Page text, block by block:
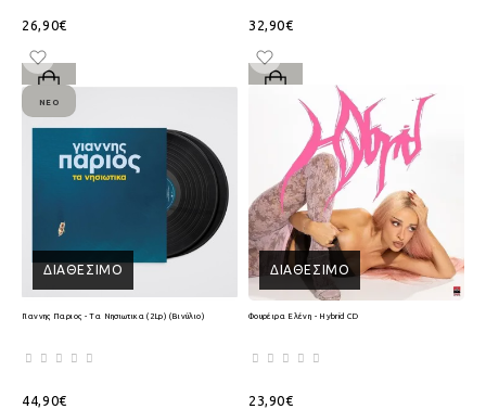
26,90€ 32,90€
ΔΙΑΘΈΣΙΜΟ
ΝΈΟ
Γιαννης Παριος - Τα Νησιωτικα (2Lp) (Βινύλιο)
44,90€
ΔΙΑΘΈΣΙΜΟ
Φουρέιρα Ελένη - Hybrid CD
23,90€